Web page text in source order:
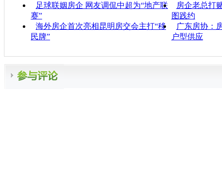
足球联姻房企 网友调侃中超为“地产联
赛”
房企老总打
图践约
海外房企首次亮相昆明房交会主打“移
民牌”
广东房协：
户型供应